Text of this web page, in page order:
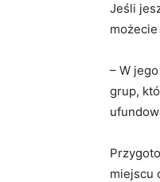
Jeśli
– W
grup,
miejscu